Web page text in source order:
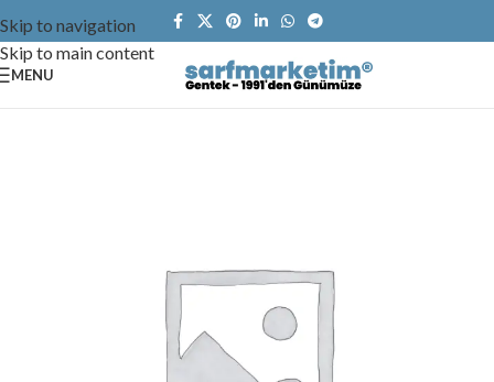
Skip to navigation
Skip to main content
MENU